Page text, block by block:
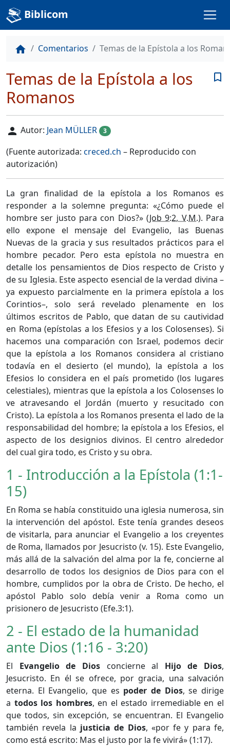
Biblicom
home Comentarios Temas de la Epístola a los
bookmark_border
Temas de la Epístola a los
Romanos
person Autor: Jean MÜLLER 3
(Fuente autorizada: creced.ch – Reproducido con
autorización)
La gran finalidad de la epístola a los Romanos es
responder a la solemne pregunta: «¿Cómo puede el
hombre ser justo para con Dios?» (Job 9:2, V.M.). Para
ello expone el mensaje del Evangelio, las Buenas
Nuevas de la gracia y sus resultados prácticos para el
hombre pecador. Pero esta epístola no muestra en
detalle los pensamientos de Dios respecto de Cristo y
de su Iglesia. Este aspecto esencial de la verdad divina –
ya expuesto parcialmente en la primera epístola a los
Corintios–, solo será revelado plenamente en los
últimos escritos de Pablo, que datan de su cautividad
en Roma (epístolas a los Efesios y a los Colosenses). Si
hacemos una comparación con Israel, podemos decir
que la epístola a los Romanos considera al cristiano
todavía en el desierto (el mundo), la epístola a los
Efesios lo considera en el país prometido (los lugares
celestiales), mientras que la epístola a los Colosenses lo
ve atravesando el Jordán (muerto y resucitado con
Cristo). La epístola a los Romanos presenta el lado de la
responsabilidad del hombre; la epístola a los Efesios, el
aspecto de los designios divinos. El centro alrededor
del cual gira todo, es Cristo y su obra.
1 - Introducción a la Epístola (1:1-
15)
En Roma se había constituido una iglesia numerosa, sin
la intervención del apóstol. Este tenía grandes deseos
de visitarla, para anunciar el Evangelio a los creyentes
de Roma, llamados por Jesucristo (v. 15). Este Evangelio,
más allá de la salvación del alma por la fe, concierne al
desarrollo de todos los designios de Dios para con el
hombre, cumplidos por la obra de Cristo. De hecho, el
apóstol Pablo solo debía venir a Roma como un
prisionero de Jesucristo (Efe.3:1).
2 - El estado de la humanidad
ante Dios (1:16 - 3:20)
El Evangelio de Diosconcierne al Hijo de Dios,
Jesucristo. En él se ofrece, por gracia, una salvación
eterna. El Evangelio, que es poder de Dios, se dirige
a todos los hombres, en el estado irremediable en el
que todos, sin excepción, se encuentran. El Evangelio
también revela la justicia de Dios, «por fe y para fe,
como está escrito: Mas el justo por la fe vivirá» (1:17).